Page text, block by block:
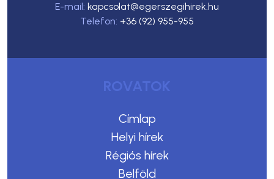
E-mail: kapcsolat@egerszegihirek.hu
Telefon: +36 (92) 955-955
ROVATOK
Címlap
Helyi hírek
Régiós hírek
Belföld